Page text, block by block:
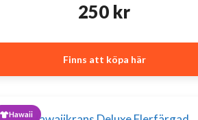
250 kr
Finns att köpa här
Hawaii